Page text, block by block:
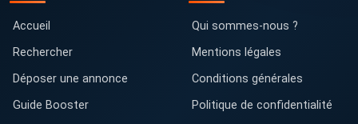
Accueil
Rechercher
Déposer une annonce
Guide Booster
Qui sommes-nous ?
Mentions légales
Conditions générales
Politique de confidentialité